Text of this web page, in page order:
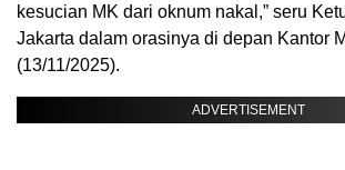
kesucian MK dari oknum nakal,” seru
Jakarta dalam orasinya di depan Kantor
(13/11/2025).
ADVERTISEMENT